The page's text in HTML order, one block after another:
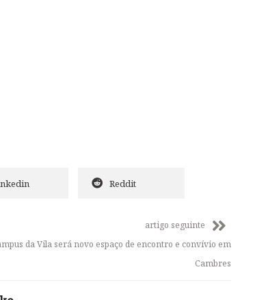
Reddit
artigo seguinte
da Vila será novo espaço de encontro e convívio em
Cambres